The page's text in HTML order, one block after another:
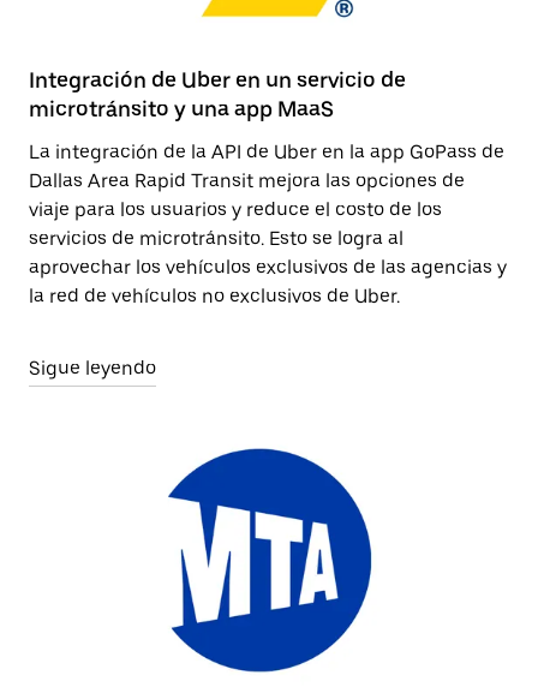
Integración de Uber en un servicio de
microtránsito y una app MaaS
La integración de la API de Uber en la app GoPass de
Dallas Area Rapid Transit mejora las opciones de
viaje para los usuarios y reduce el costo de los
servicios de microtránsito. Esto se logra al
aprovechar los vehículos exclusivos de las agencias y
la red de vehículos no exclusivos de Uber.
Sigue leyendo